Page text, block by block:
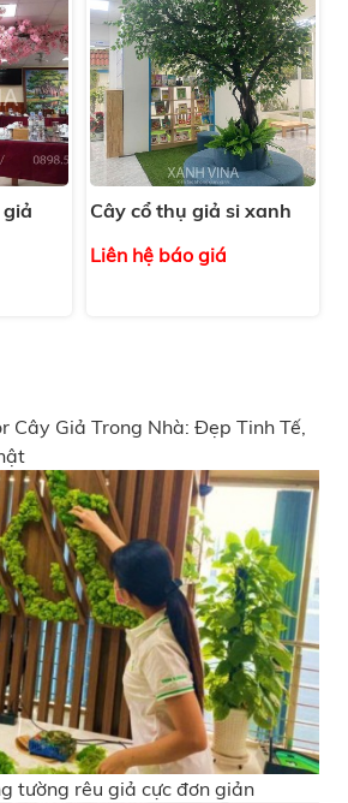
Cây cổ thụ giả si xanh
Liên hệ báo giá
Cây Giả Trong Nhà: Đẹp Tinh Tế,
tường rêu giả cực đơn giản